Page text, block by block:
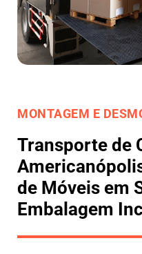
MONTAGEM E
Transporte de
de Móveis em
Embalagem